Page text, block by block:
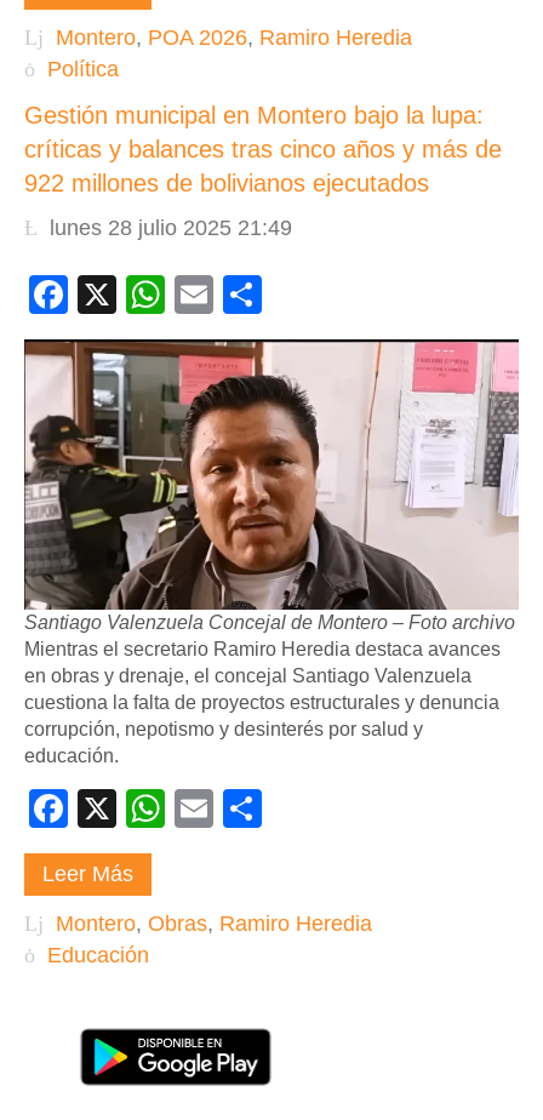
Montero, POA 2026, Ramiro Heredia
Política
Gestión municipal en Montero bajo la lupa:
críticas y balances tras cinco años y más de
922 millones de bolivianos ejecutados
lunes 28 julio 2025 21:49
Facebook
X WhatsApp
Email
Santiago Valenzuela Concejal de Montero – Foto archivo
Mientras el secretario Ramiro Heredia destaca avances
en obras y drenaje, el concejal Santiago Valenzuela
cuestiona la falta de proyectos estructurales y denuncia
corrupción, nepotismo y desinterés por salud y
educación.
Facebook
X WhatsApp
Email
Leer Más
Montero, Obras, Ramiro Heredia
Educación